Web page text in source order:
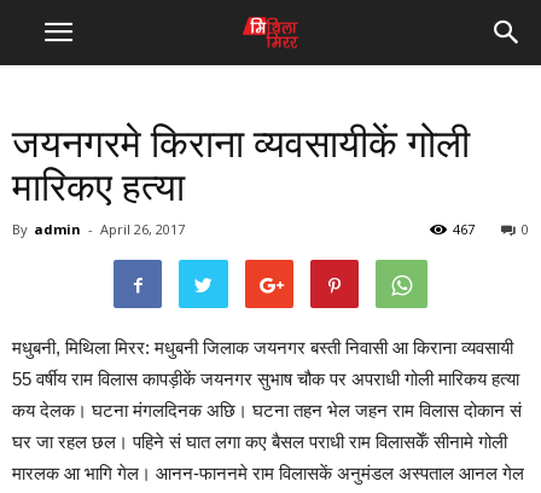
जयनगरमे किराना व्यवसायीकें गोली
मारिकए हत्या
By admin - April 26, 2017 0
467
मधुबनी, मिथिला मिरर: मधुबनी जिलाक जयनगर बस्ती निवासी आ किराना व्यवसायी
55 वर्षीय राम विलास कापड़ीकें जयनगर सुभाष चौक पर अपराधी गोली मारिकय हत्या
कय देलक। घटना मंगलदिनक अछि। घटना तहन भेल जहन राम विलास दोकान सं
घर जा रहल छल। पहिने सं घात लगा कए बैसल पराधी राम विलासकेँ सीनामे गोली
मारलक आ भागि गेल। आनन-फाननमे राम विलासकें अनुमंडल अस्पताल आनल गेल